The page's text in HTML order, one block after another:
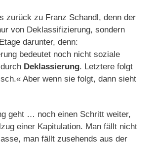
zurück zu Franz Schandl, denn der
von Deklassifizierung, sondern
darunter, denn:
bedeutet noch nicht soziale
Deklassierung. Letztere folgt
Aber wenn sie folgt, dann sieht
geht … noch einen Schritt weiter,
einer Kapitulation. Man fällt nicht
man fällt zusehends aus der